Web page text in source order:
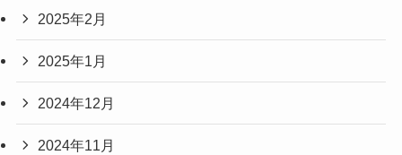
2025年2月
2025年1月
2024年12月
2024年11月